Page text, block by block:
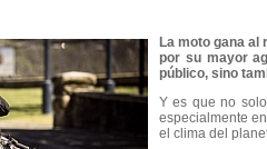
La moto gana
por su mayor
público, sino
Y es que no
especialmente
el clima del